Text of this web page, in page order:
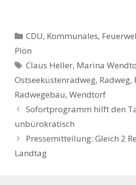
Kategorien
CDU, Kommunales,
Plön
Schlagwörter
Claus Heller, Marina
Ostseeküstenradweg, Radweg,
Radwegebau, Wendtorf
Sofortprogramm hilft den
unbürokratisch
Pressemitteilung: Gleich 2
Landtag